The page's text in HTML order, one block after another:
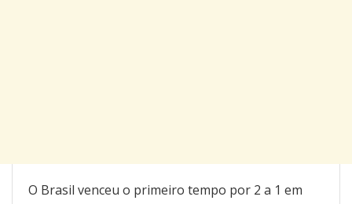
O Brasil venceu o primeiro tempo por 2 a 1 em